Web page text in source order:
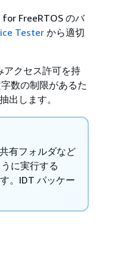
FreeRTOS のバ
Tester から適切
アクセス許可を持
数の制限があるた
出します。
有フォルダなど
に実行する
。IDT パッケー